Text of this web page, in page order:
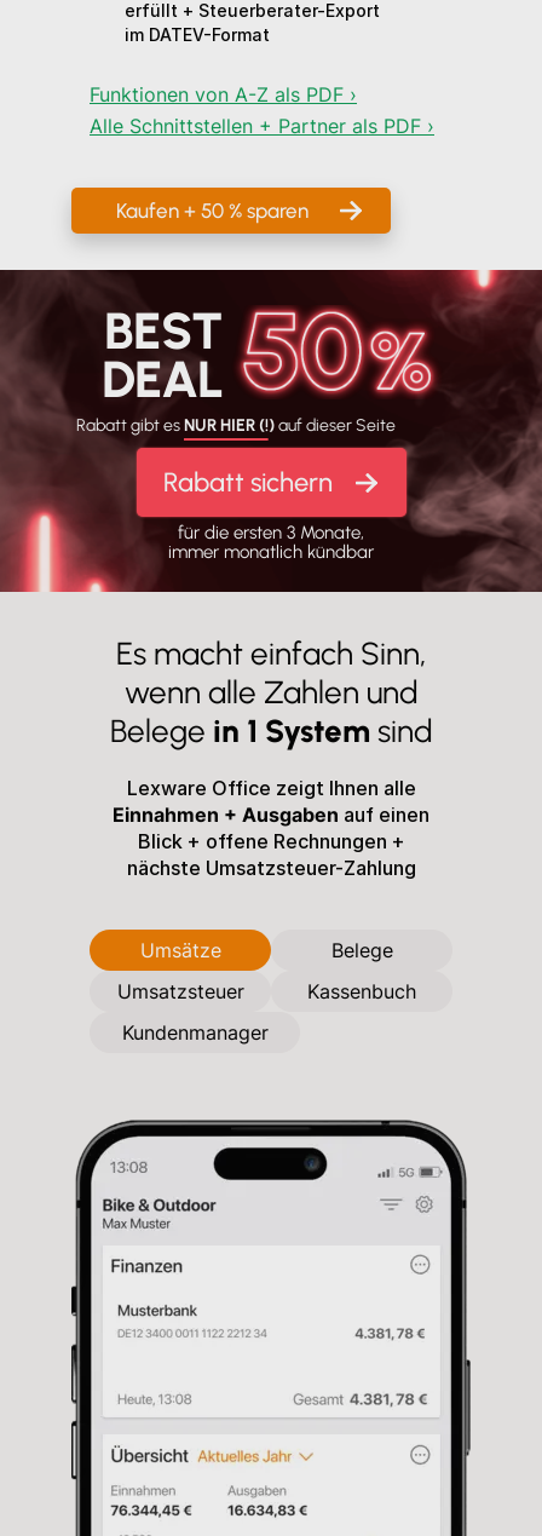
erfüllt + Steuerberater-Export
im DATEV-Format
Funktionen von A-Z als PDF ›
Alle Schnittstellen + Partner als PDF ›
Kaufen + 50 % sparen
BEST
DEAL
Rabatt gibt esNUR HIER (!)auf dieser Seite
Rabatt sichern
für die ersten 3 Monate,
immer monatlich kündbar
Es macht einfach Sinn,
wenn alle Zahlen und
Belege in 1 System sind
Lexware Office zeigt Ihnen alle
Einnahmen + Ausgaben auf einen
Blick + offene Rechnungen +
nächste Umsatzsteuer-Zahlung
Umsätze
Belege
Umsatzsteuer
Kassenbuch
Kundenmanager